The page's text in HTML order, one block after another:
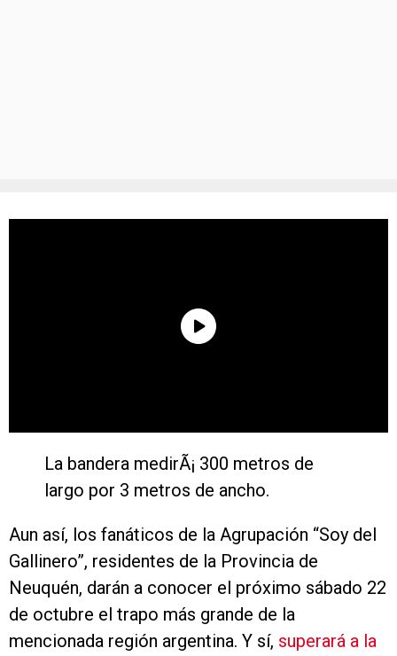
La bandera medirÃ¡ 300 metros de
largo por 3 metros de ancho.
Aun así, los fanáticos de la Agrupación “Soy del
Gallinero”, residentes de la Provincia de
Neuquén, darán a conocer el próximo sábado 22
de octubre el trapo más grande de la
mencionada región argentina. Y sí, superará a la